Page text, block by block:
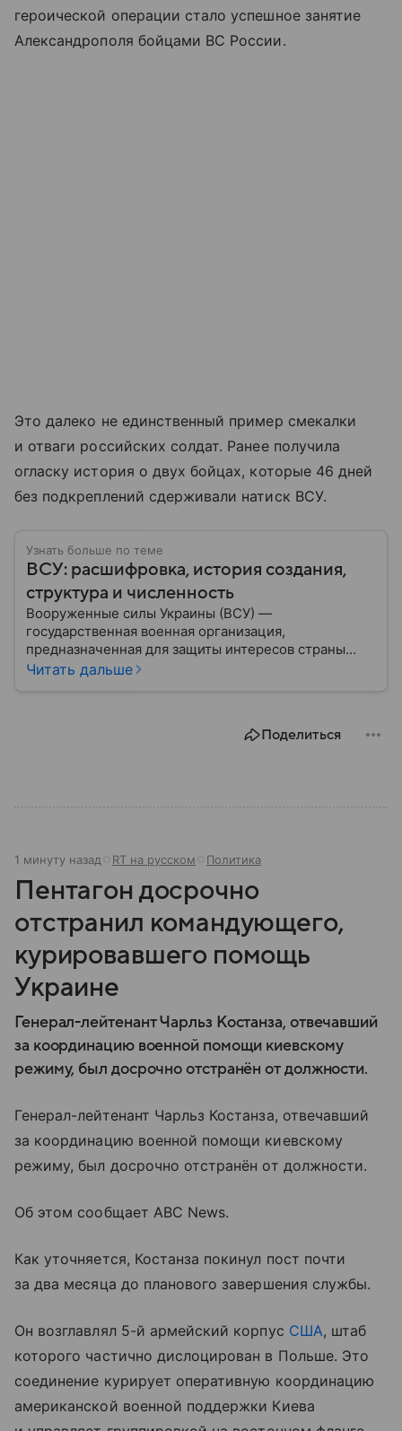
героической операции стало успешное занятие
Александрополя бойцами ВС России.
Это далеко не единственный пример смекалки
и отваги российских солдат. Ранее получила
огласку история о двух бойцах, которые 46 дней
без подкреплений сдерживали натиск ВСУ.
Узнать больше по теме
ВСУ: расшифровка, история создания,
структура и численность
Вооруженные силы Украины (ВСУ) —
государственная военная организация,
предназначенная для защиты интересов страны
военным путем. Была создана после
Читать дальше
Поделиться
1 минуту назад RT на русском Политика
Пентагон досрочно
отстранил командующего,
курировавшего помощь
Украине
Генерал-лейтенант Чарльз Костанза, отвечавший
за координацию военной помощи киевскому
режиму, был досрочно отстранён от должности.
Генерал-лейтенант Чарльз Костанза, отвечавший
за координацию военной помощи киевскому
режиму, был досрочно отстранён от должности.
Об этом сообщает ABC News.
Как уточняется, Костанза покинул пост почти
за два месяца до планового завершения службы.
Он возглавлял 5-й армейский корпус США, штаб
которого частично дислоцирован в Польше. Это
соединение курирует оперативную координацию
американской военной поддержки Киева